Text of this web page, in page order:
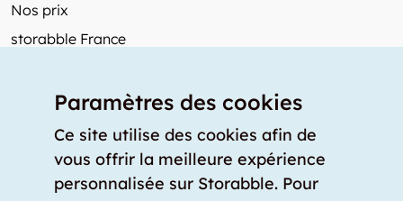
Nos prix
storabble France
Articles de presse
Comment calculer la capacité d'un garde-meuble?
Quel est le tarif moyen d'un garde-meuble?
Paramètres des cookies
Ce site utilise des cookies afin de
vous offrir la meilleure expérience
personnalisée sur Storabble. Pour